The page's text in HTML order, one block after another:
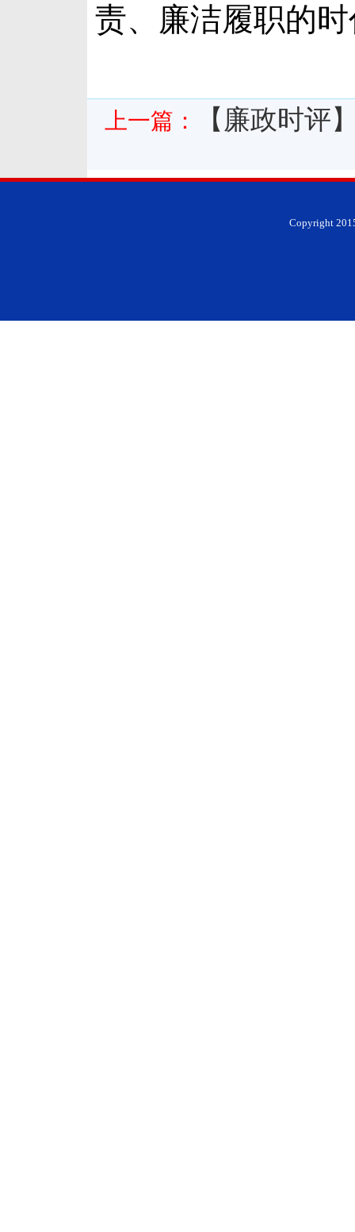
责、廉洁履职的
上一篇： 【廉政时评
Copyright